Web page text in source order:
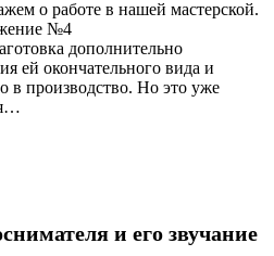
о работе в нашей мастерской.
№4
дополнительно
ей окончательного вида и
в производство. Но это уже
и его звучание